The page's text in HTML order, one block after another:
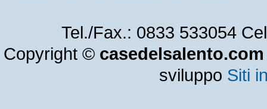
Tel./Fax.: 0833 533054
Copyright © casedelsalento.com
sviluppo Siti